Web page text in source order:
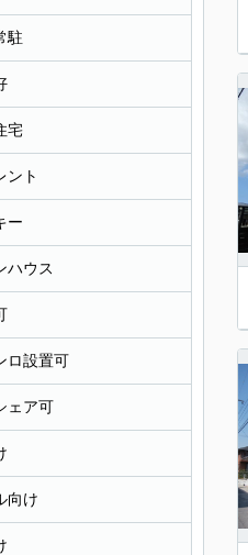
駐
宅
ント
ー
ハウス
ロ設置可
ェア可
向け